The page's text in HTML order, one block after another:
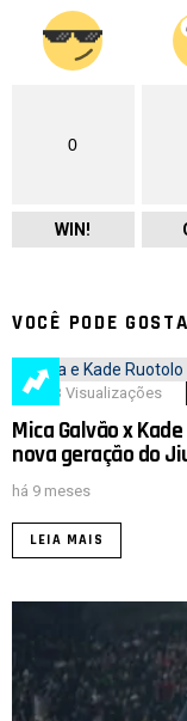
0
WIN!
VOCÊ PODE
328 Visualizações
Mica Galvão x
nova geração do
há 9 meses
LEIA MAIS